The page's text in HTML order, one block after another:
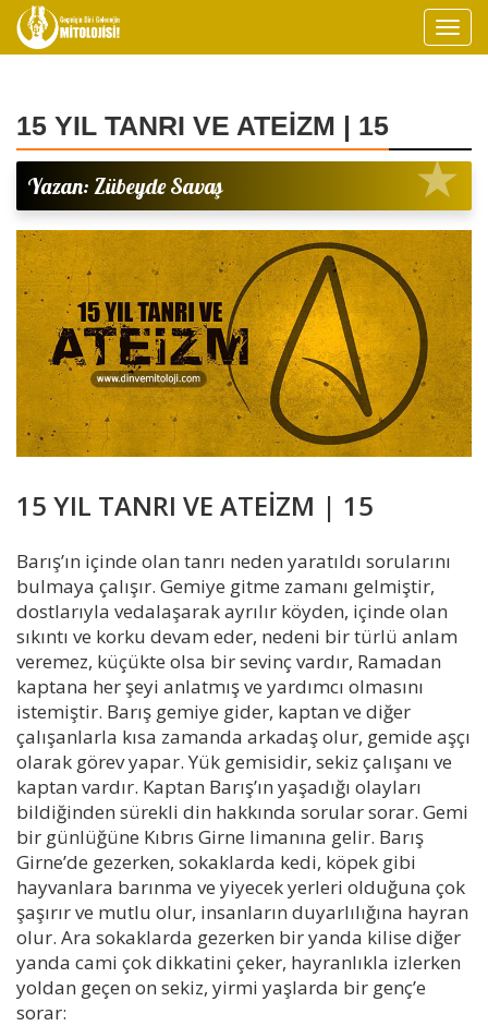
15 YIL TANRI VE ATEİZM | 15
Yazan: Zübeyde Savaş
15 YIL TANRI VE ATEİZM | 15
Barış’ın içinde olan tanrı neden yaratıldı sorularını
bulmaya çalışır. Gemiye gitme zamanı gelmiştir,
dostlarıyla vedalaşarak ayrılır köyden, içinde olan
sıkıntı ve korku devam eder, nedeni bir türlü anlam
veremez, küçükte olsa bir sevinç vardır, Ramadan
kaptana her şeyi anlatmış ve yardımcı olmasını
istemiştir. Barış gemiye gider, kaptan ve diğer
çalışanlarla kısa zamanda arkadaş olur, gemide aşçı
olarak görev yapar. Yük gemisidir, sekiz çalışanı ve
kaptan vardır. Kaptan Barış’ın yaşadığı olayları
bildiğinden sürekli din hakkında sorular sorar. Gemi
bir günlüğüne Kıbrıs Girne limanına gelir. Barış
Girne’de gezerken, sokaklarda kedi, köpek gibi
hayvanlara barınma ve yiyecek yerleri olduğuna çok
şaşırır ve mutlu olur, insanların duyarlılığına hayran
olur. Ara sokaklarda gezerken bir yanda kilise diğer
yanda cami çok dikkatini çeker, hayranlıkla izlerken
yoldan geçen on sekiz, yirmi yaşlarda bir genç’e
sorar: